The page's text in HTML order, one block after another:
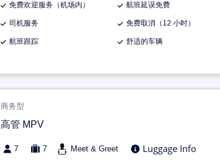
免费欢迎服务（机场内） 航班延误免费
司机服务 免费取消（12 小时）
航班跟踪 舒适的车辆
商务型
高管 MPV
7 7 Meet & Greet Luggage Info